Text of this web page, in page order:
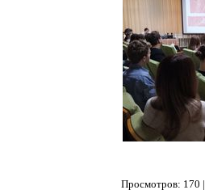
Просмотров: 170 |